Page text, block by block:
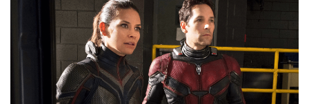
Seriály